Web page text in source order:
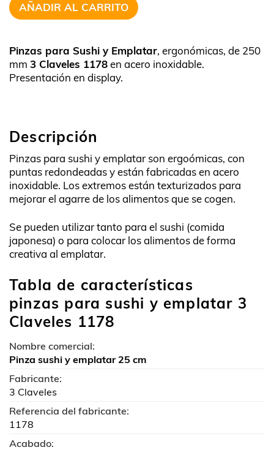
AÑADIR AL CARRITO
Pinzas para Sushi y Emplatar, ergonómicas, de 250
mm 3 Claveles 1178en acero inoxidable.
Presentación en display.
Descripción
Pinzas para sushi y emplatar son ergoómicas, con
puntas redondeadas y están fabricadas en acero
inoxidable. Los extremos están texturizados para
mejorar el agarre de los alimentos que se cogen.
Se pueden utilizar tanto para el sushi (comida
japonesa) o para colocar los alimentos de forma
creativa al emplatar.
Tabla de características
pinzas para sushi y emplatar 3
Claveles 1178
Nombre comercial:
Pinza sushi y emplatar 25 cm
Fabricante:
3 Claveles
Referencia del fabricante:
1178
Acabado: